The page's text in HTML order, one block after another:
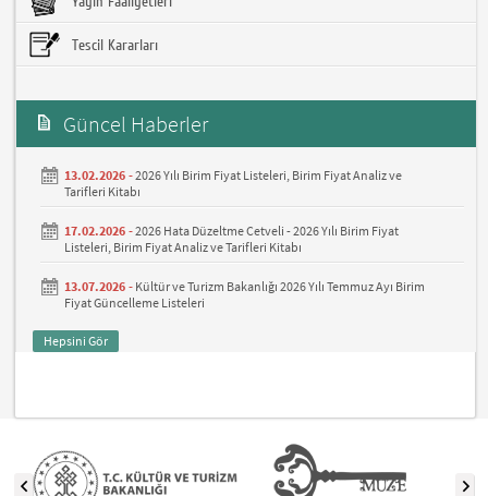
Tescil Kararları
Güncel Haberler
13.02.2026 -2026 Yılı Birim Fiyat Listeleri, Birim Fiyat Analiz ve
Tarifleri Kitabı
17.02.2026 -2026 Hata Düzeltme Cetveli - 2026 Yılı Birim Fiyat
Listeleri, Birim Fiyat Analiz ve Tarifleri Kitabı
13.07.2026 - Kültür ve Turizm Bakanlığı 2026 Yılı Temmuz Ayı Birim
Fiyat Güncelleme Listeleri
Hepsini Gör